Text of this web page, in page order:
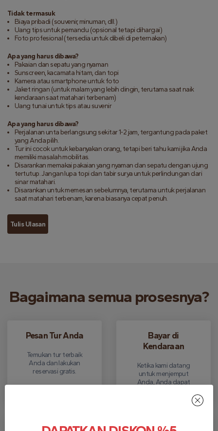
Tidak termasuk
Biaya pribadi (souvenir, minuman, dll.)
Uang tips untuk pemandu (opsional tetapi dihargai)
Foto profesional (tersedia untuk dibeli di peternakan)
Apa yang harus dibawa?
Pakaian dan sepatu yang nyaman
Sunscreen, kacamata hitam, dan topi
Kamera atau smartphone untuk foto
Jaket ringan (untuk malam yang lebih dingin, terutama saat naik
kendaraan saat matahari terbenam)
Uang tunai untuk tips atau suvenir
Apa yang harus dibawa?
Perjalanan unta berlangsung sekitar 1-2 jam, tergantung pada paket
yang Anda pilih.
Tur ini cocok untuk kebanyakan orang, tetapi beri tahu kami jika Anda
memiliki masalah mobilitas.
Disarankan memakai pakaian yang nyaman dan sepatu dengan ujung
tertutup. Jangan lupa topi dan tabir surya untuk perlindungan dari
sinar matahari.
Disarankan untuk memesan sebelumnya, terutama untuk perjalanan
saat matahari terbenam, karena biasanya cepat penuh.
Tulis Ulasan
Bagaimana semua prosesnya?
Pesan Tur Anda
Temukan tur terbaik
Anda dan lakukan
reservasi gratis.
Bayar di
Kendaraan
Ketika kami datang
untuk menjemput
Anda, Anda dapat